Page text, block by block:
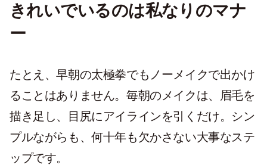
きれいでいるのは私なりのマナ
ー
たとえ、早朝の太極拳でもノーメイクで出かけ
ることはありません。毎朝のメイクは、眉毛を
描き足し、目尻にアイラインを引くだけ。シン
プルながらも、何十年も欠かさない大事なステ
ップです。